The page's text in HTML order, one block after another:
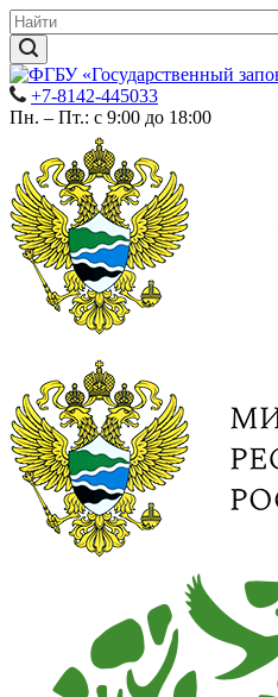
+7-8142-445033
Пн. – Пт.: с 9:00 до 18:00